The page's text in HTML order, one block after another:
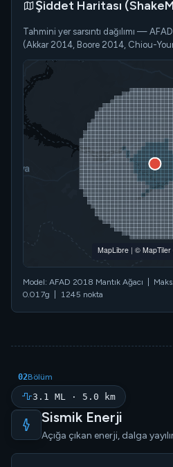
Şiddet Haritası
Tahmini yer sarsıntı dağılımı —
(Akkar 2014, Boore 2014, Chiou-
MapLibre | © MapTiler
Model: AFAD 2018 Mantık Ağacı |
0.017g | 1245 nokta
02Bölüm
3.1 ML · 5.0 km
Sismik Enerji
Açığa çıkan enerji, dalga